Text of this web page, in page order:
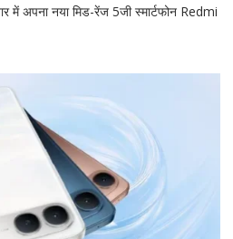
जानिए
Redmi
दस्तक!
8000mAh
बैटरी,
7-
इंच
में अपना नया मिड-रेंज 5जी स्मार्टफोन Redmi